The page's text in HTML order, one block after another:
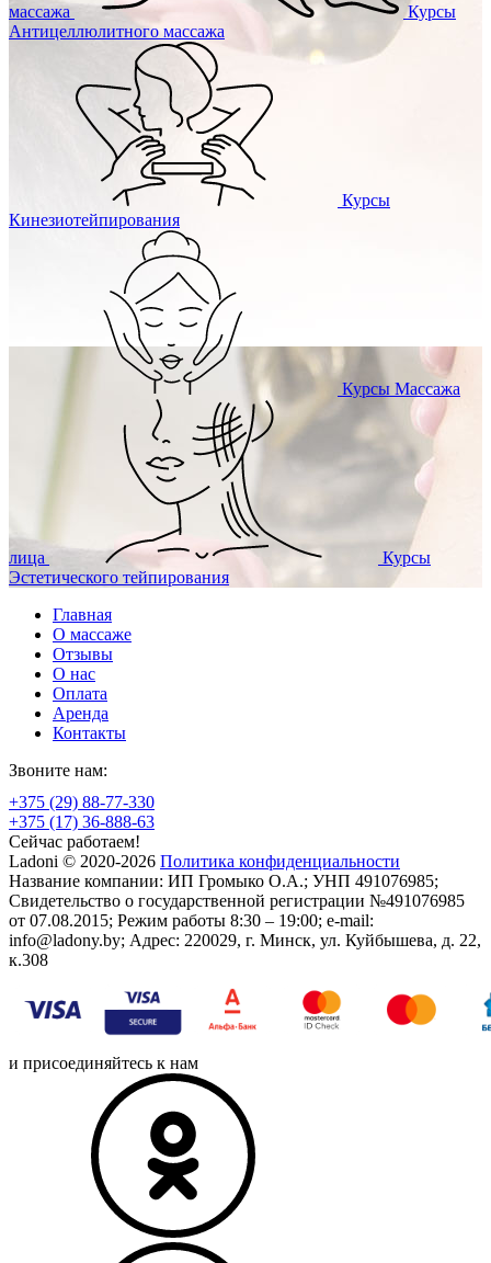
массажа
Курсы
Антицеллюлитного массажа
Курсы
Кинезиотейпирования
Курсы Массажа
лица
Курсы
Эстетического тейпирования
Главная
О массаже
Отзывы
О нас
Оплата
Аренда
Контакты
Звоните нам:
+375 (29) 88-77-330
+375 (17) 36-888-63
Сейчас работаем!
Ladoni © 2020-2026 Политика конфиденциальности
Название компании: ИП Громыко О.А.; УНП 491076985;
Свидетельство о государственной регистрации №491076985
от 07.08.2015; Режим работы 8:30 – 19:00; e-mail:
info@ladony.by; Адрес: 220029, г. Минск, ул. Куйбышева, д. 22,
к.308
и присоединяйтесь к нам